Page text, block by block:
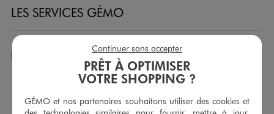
LES SERVICES GÉMO
JE PEUX CHANGER D’AVIS
Nous échangeons et vous proposons un avoir ou un
remboursement pour tout article non porté, non retouché,
sous 30 jours, sur simple présentation du ticket de caisse,
dans tous les magasins GÉMO.
PRÊT À OPTIMISER
VOTRE SHOPPING ?
GÉMO et nos partenaires souhaitons utiliser des cookies et
Continuer sans accepter